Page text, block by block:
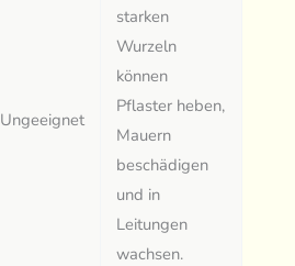
Ungeeignet
starken
Wurzeln
können
Pflaster heben,
Mauern
beschädigen
und in
Leitungen
wachsen.